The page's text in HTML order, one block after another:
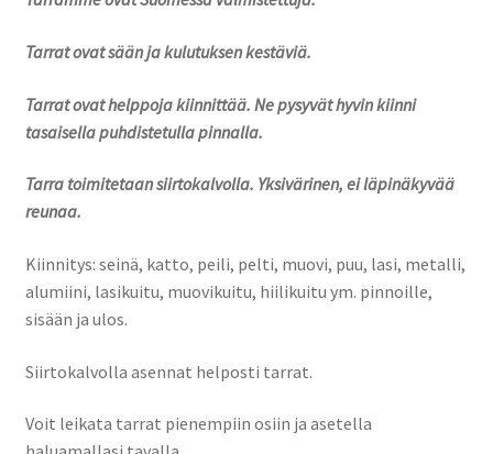
Tarrat ovat sään ja kulutuksen kestäviä.
Tarrat ovat helppoja kiinnittää. Ne pysyvät hyvin kiinni
tasaisella puhdistetulla pinnalla.
Tarra toimitetaan siirtokalvolla. Yksivärinen, ei läpinäkyvää
reunaa.
Kiinnitys: seinä, katto, peili, pelti, muovi, puu, lasi, metalli,
alumiini, lasikuitu, muovikuitu, hiilikuitu ym. pinnoille,
sisään ja ulos.
Siirtokalvolla asennat helposti tarrat.
Voit leikata tarrat pienempiin osiin ja asetella